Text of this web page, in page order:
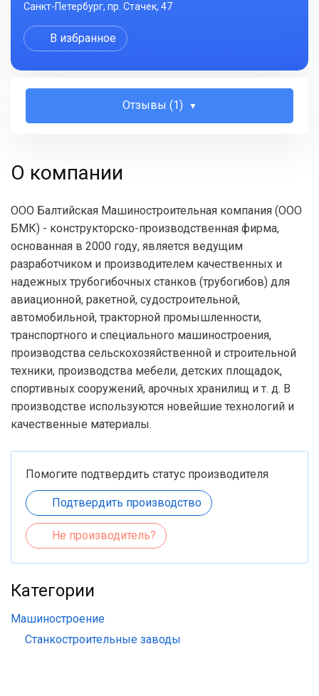
Санкт-Петербург, пр. Стачек, 47
В избранное
Отзывы (1)
О компании
ООО Балтийская Машиностроительная компания (ООО
БМК) - конструкторско-производственная фирма,
основанная в 2000 году, является ведущим
разработчиком и производителем качественных и
надежных трубогибочных станков (трубогибов) для
авиационной, ракетной, судостроительной,
автомобильной, тракторной промышленности,
транспортного и специального машиностроения,
производства сельскохозяйственной и строительной
техники, производства мебели, детских площадок,
спортивных сооружений, арочных хранилищ и т. д. В
производстве используются новейшие технологий и
качественные материалы.
Помогите подтвердить статус производителя
Подтвердить производство
Не производитель?
Категории
Машиностроение
Станкостроительные заводы